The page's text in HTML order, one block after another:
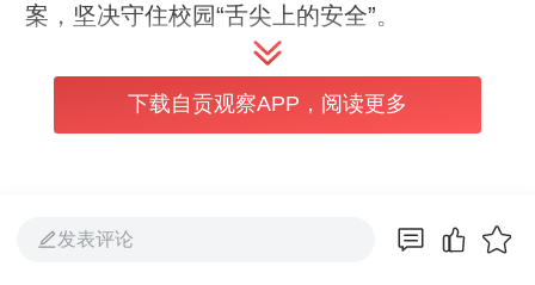
案，坚决守住校园“舌尖上的安全”。
随后，方矛一行先后前往四川景源食品有限公
司、欧瑞康华刚材料科技（自贡）有限公司、
安全生产是企业发展的“生命线”，企业要将安
下载自贡观察APP，阅读更多
发表评论